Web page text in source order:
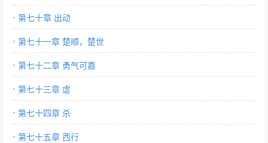
第七十章 出动
第七十一章 楚顺，楚世
第七十二章 勇气可嘉
第七十三章 虐
第七十四章 杀
第七十五章 西行